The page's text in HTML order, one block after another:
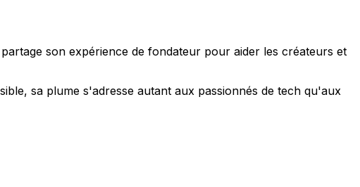
son expérience de fondateur pour aider les créateurs et
sa plume s'adresse autant aux passionnés de tech qu'aux